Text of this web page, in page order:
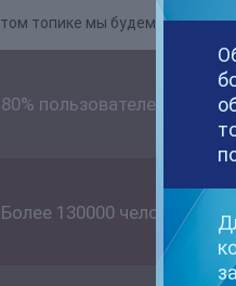
топике мы будем
80% пользователей
Более 130000 человек в